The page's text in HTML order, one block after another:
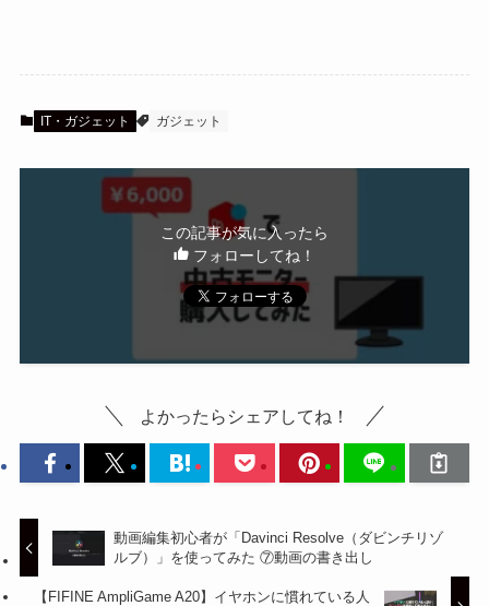
IT・ガジェット ガジェット
この記事が気に入ったら
フォローしてね！
よかったらシェアしてね！
動画編集初心者が「Davinci Resolve（ダビンチリゾ
ルブ）」を使ってみた ⑦動画の書き出し
【FIFINE AmpliGame A20】イヤホンに慣れている人